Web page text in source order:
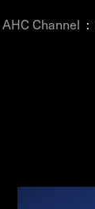
AHC Channel :